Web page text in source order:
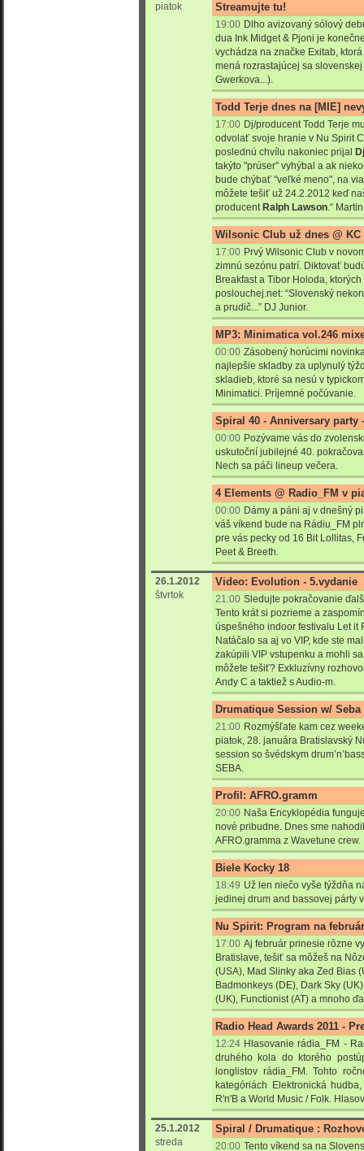
piatok
Streamujte tu!
19:00 Dlho avizovaný sólový
dua Ink Midget & Pjoni je
vychádza na značke Exitab,
mená rozrastajúcej sa
Gwerkova...).
Todd Terje dnes na [MIE]
17:00 Dj/producent Todd Terje
odvolať svoje hranie v Nu Spirit
poslednú chvílu nakoniec prijal
takýto "prúser" vyhýbal a ak
bude chýbať "veľké meno", na
môžete tešiť už 24.2.2012 keď
producent Ralph Lawson.“
Wilsonic Club už dnes @ KC
17:00 Prvý Wilsonic Club v
zimnú sezónu patrí. Diktovať
Breakfast a Tibor Holoda,
poslouchej.net: “Slovenský
a prudič...” DJ Junior.
MP3: Minimatica vol.246
00:00 Zásobený horúcimi
najlepšie skladby za uplynulý
skladieb, ktoré sa nesú v
Minimatici. Príjemné počúvanie.
Spiral 40 - Anniversary party
00:00 Pozývame vás do
uskutoční jubilejné 40.
Nech sa páči lineup večera.
4 Elements @ Radio_FM v
00:00 Dámy a páni aj v dnešný
váš víkend bude na Rádiu_FM
pre vás pecky od 16 Bit Lollitas,
Peet & Breeth.
26.1.2012
štvrtok
Video: Evolution - 5.vydanie
21:00 Sledujte pokračovanie
Tento krát si pozrieme a
úspešného indoor festivalu Let it
Natáčalo sa aj vo VIP, kde ste
zakúpili VIP vstupenku a mohli
môžete tešiť? Exkluzívny
Andy C a taktiež s Audio-m.
Drumatique Session w/
21:00 Rozmýšľate kam cez
piatok, 28. januára Bratislavský
session so švédskym
SEBA.
Profil: AFRO.gramm
20:00 Naša Encyklopédia
nové pribudne. Dnes sme
AFRO.gramma z Wavetune crew.
Biele Kocky 18
18:49 Už len niečo vyše týždňa
jedinej drum and bassovej párty
Nu Spirit: Program na
17:00 Aj február prinesie rôzne
Bratislave, tešiť sa môžeš na
(USA), Mad Slinky aka Zed Bias
Badmonkeys (DE), Dark Sky
(UK), Functionist (AT) a mnoho
Radio Head Awards 2011 -
12:24 Hlasovanie rádia_FM -
druhého kola do ktorého
longlistov rádia_FM. Tohto
kategóriách Elektronická
R'n'B a World Music / Folk.
25.1.2012
streda
Spiral / Drumatique :
20:00 Tento víkend sa na